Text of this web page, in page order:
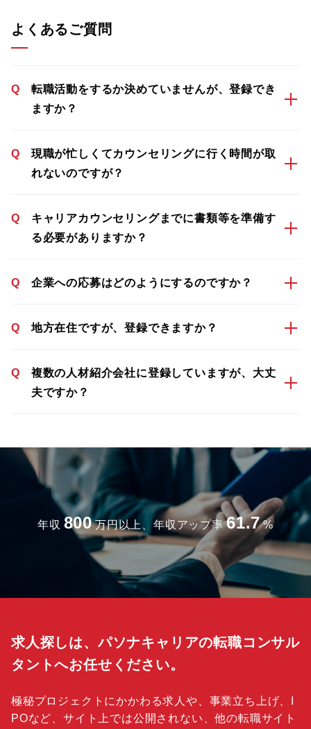
よくあるご質問
Q
転職活動をするか決めていませんが、登録でき
ますか？
Q
現職が忙しくてカウンセリングに行く時間が取
れないのですが？
Q
キャリアカウンセリングまでに書類等を準備す
る必要がありますか？
Q 企業への応募はどのようにするのですか？
Q 地方在住ですが、登録できますか？
Q
複数の人材紹介会社に登録していますが、大丈
夫ですか？
年収 800 万円以上、年収アップ率 61.7 %
求人探しは、パソナキャリアの転職コンサル
タントへお任せください。
極秘プロジェクトにかかわる求人や、事業立ち上げ、I
POなど、サイト上では公開されない、他の転職サイト